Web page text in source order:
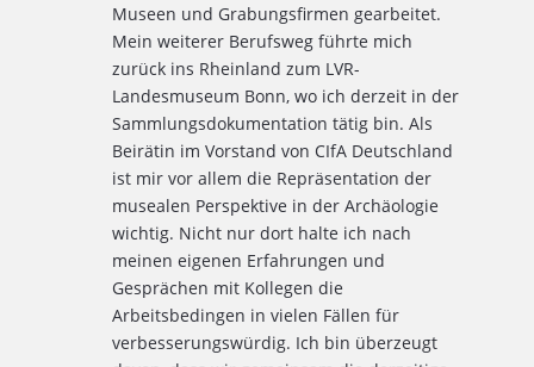
Museen und Grabungsfirmen gearbeitet.
Mein weiterer Berufsweg führte mich
zurück ins Rheinland zum LVR-
Landesmuseum Bonn, wo ich derzeit in der
Sammlungsdokumentation tätig bin. Als
Beirätin im Vorstand von CIfA Deutschland
ist mir vor allem die Repräsentation der
musealen Perspektive in der Archäologie
wichtig. Nicht nur dort halte ich nach
meinen eigenen Erfahrungen und
Gesprächen mit Kollegen die
Arbeitsbedingen in vielen Fällen für
verbesserungswürdig. Ich bin überzeugt